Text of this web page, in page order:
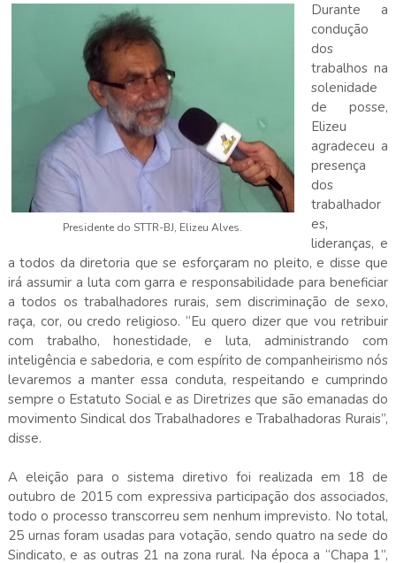
Presidente do STTR-BJ, Elizeu Alves.
Durante a
condução
dos
trabalhos na
solenidade
de posse,
Elizeu
agradeceu a
presença
dos
trabalhador
es,
lideranças, e
a todos da diretoria que se esforçaram no pleito, e disse que
irá assumir a luta com garra e responsabilidade para beneficiar
a todos os trabalhadores rurais, sem discriminação de sexo,
raça, cor, ou credo religioso. “Eu quero dizer que vou retribuir
com trabalho, honestidade, e luta, administrando com
inteligência e sabedoria, e com espírito de companheirismo nós
levaremos a manter essa conduta, respeitando e cumprindo
sempre o Estatuto Social e as Diretrizes que são emanadas do
movimento Sindical dos Trabalhadores e Trabalhadoras Rurais”,
disse.
A eleição para o sistema diretivo foi realizada em 18 de
outubro de 2015 com expressiva participação dos associados,
todo o processo transcorreu sem nenhum imprevisto. No total,
25 urnas foram usadas para votação, sendo quatro na sede do
Sindicato, e as outras 21 na zona rural. Na época a “Chapa 1”,